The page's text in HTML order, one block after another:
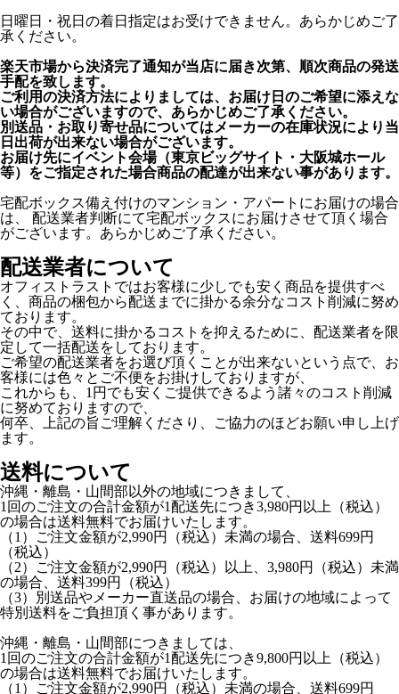
日曜日・祝日の着日指定はお受けできません。あらかじめご了
承ください。
楽天市場から決済完了通知が当店に届き次第、順次商品の発送
手配を致します。
ご利用の決済方法によりましては、お届け日のご希望に添えな
い場合がございますので、あらかじめご了承ください。
別送品・お取り寄せ品についてはメーカーの在庫状況により当
日出荷が出来ない場合がございます。
お届け先にイベント会場（東京ビッグサイト・大阪城ホール
等）をご指定された場合商品の配達が出来ない事があります。
宅配ボックス備え付けのマンション・アパートにお届けの場合
は、 配送業者判断にて宅配ボックスにお届けさせて頂く場合
がございます。あらかじめご了承ください。
配送業者について
オフィストラストではお客様に少しでも安く商品を提供すべ
く、商品の梱包から配送までに掛かる余分なコスト削減に努め
ております。
その中で、送料に掛かるコストを抑えるために、配送業者を限
定して一括配送をしております。
ご希望の配送業者をお選び頂くことが出来ないという点で、お
客様には色々とご不便をお掛けしておりますが、
これからも、1円でも安くご提供できるよう諸々のコスト削減
に努めておりますので、
何卒、上記の旨ご理解くださり、ご協力のほどお願い申し上げ
ます。
送料について
沖縄・離島・山間部以外の地域につきまして、
1回のご注文の合計金額が1配送先につき3,980円以上（税込）
の場合は送料無料でお届けいたします。
（1）ご注文金額が2,990円（税込）未満の場合、送料699円
（税込）
（2）ご注文金額が2,990円（税込）以上、3,980円（税込）未満
の場合、送料399円（税込）
（3）別送品やメーカー直送品の場合、お届けの地域によって
特別送料をご負担頂く事があります。
沖縄・離島・山間部につきましては、
1回のご注文の合計金額が1配送先につき9,800円以上（税込）
の場合は送料無料でお届けいたします。
（1）ご注文金額が2,990円（税込）未満の場合、送料699円